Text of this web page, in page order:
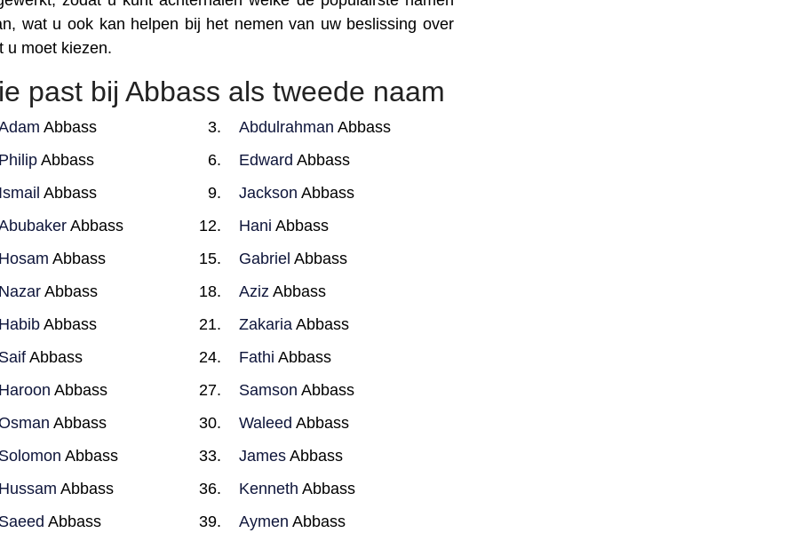
wat u ook kan helpen bij het nemen van uw beslissing over
u moet kiezen.
past bij Abbass als tweede naam
Abbass Abdulrahman Abbass
PhilipAbbass Edward Abbass
Ismail Abbass Jackson Abbass
Abbass Hani Abbass
Hosam Abbass Gabriel Abbass
NazarAbbass Aziz Abbass
HabibAbbass Zakaria Abbass
SaifAbbass Fathi Abbass
Haroon Abbass Samson Abbass
Abbass Waleed Abbass
Solomon Abbass James Abbass
Hussam Abbass Kenneth Abbass
Saeed Abbass Aymen Abbass